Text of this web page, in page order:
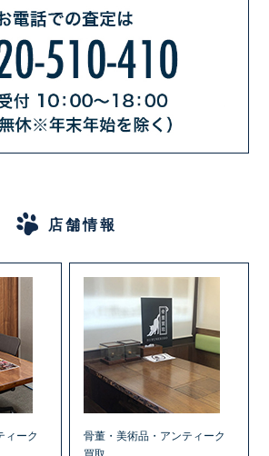
店舗情報
ィーク
骨董・美術品・アンティーク